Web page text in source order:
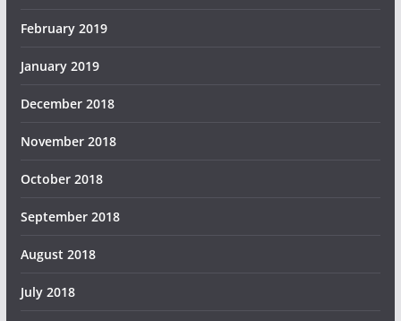
February 2019
January 2019
December 2018
November 2018
October 2018
September 2018
August 2018
July 2018